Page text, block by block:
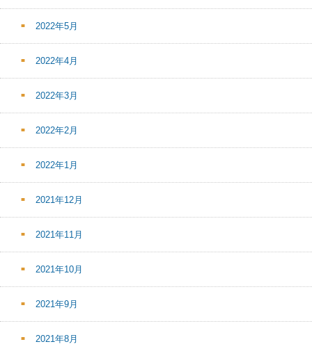
2022年5月
2022年4月
2022年3月
2022年2月
2022年1月
2021年12月
2021年11月
2021年10月
2021年9月
2021年8月